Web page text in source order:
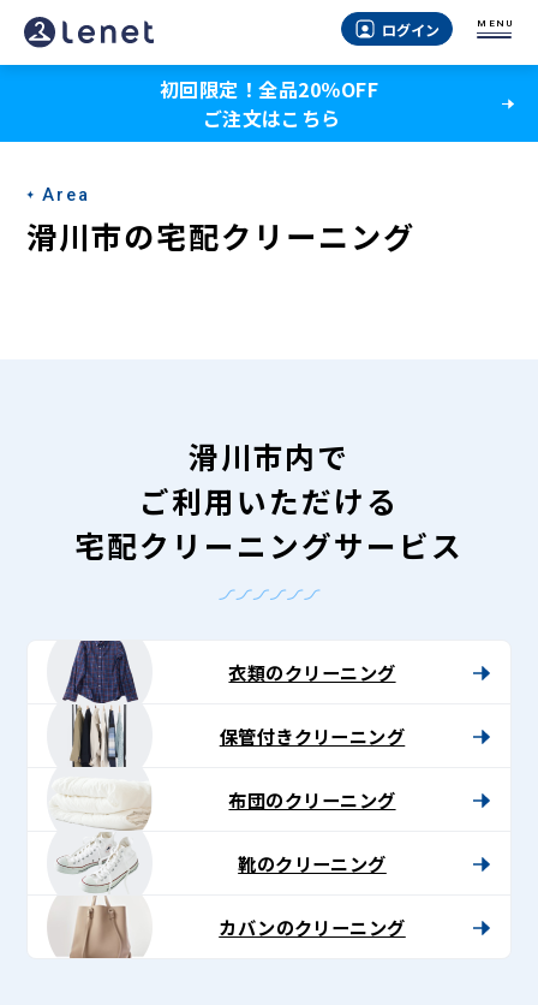
滑
川
の
宅
配
ト〉
ログイン MENU
初回限定！全品20％OFF
ご注文はこちら
Area
滑川市の宅配クリーニング
滑川市内で
ご利用いただける
宅配クリーニングサービス
衣類のクリーニング
保管付きクリーニング
布団のクリーニング
靴のクリーニング
カバンのクリーニング